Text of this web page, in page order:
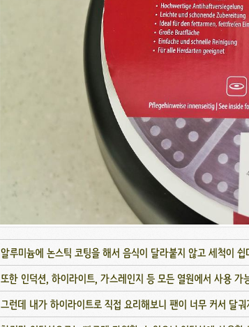
알루미늄에 논스틱 코팅을 해서 음식이 달라붙지 않고 세척이 쉽
또한 인덕션, 하이라이트, 가스레인지 등 모든 열원에서 사용 가
그런데 내가 하이라이트로 직접 요리해보니 팬이 너무 커서 달